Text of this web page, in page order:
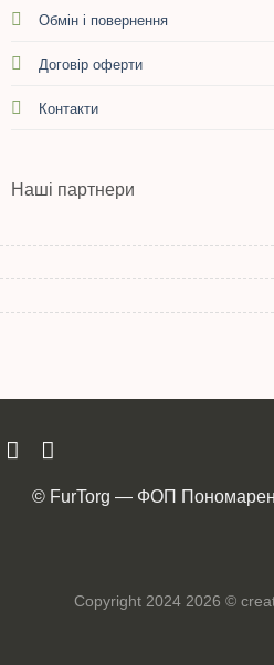
Обмін і повернення
Договір оферти
Контакти
Наші партнери
© FurTorg — ФОП
Copyright 2024 2026 ©